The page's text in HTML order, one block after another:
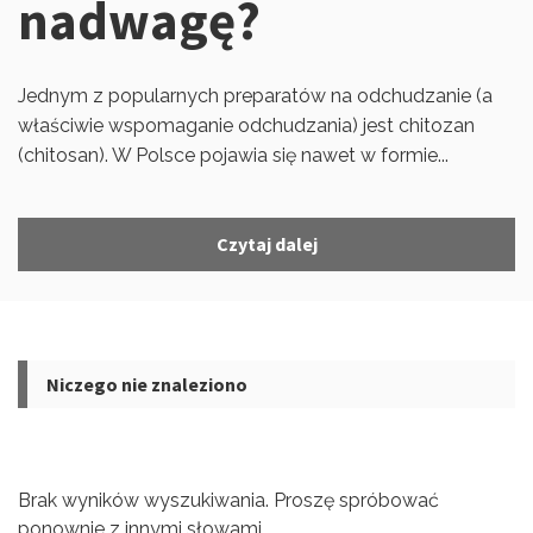
nadwagę?
Jednym z popularnych preparatów na odchudzanie (a
właściwie wspomaganie odchudzania) jest chitozan
(chitosan). W Polsce pojawia się nawet w formie...
Czytaj dalej
Niczego nie znaleziono
Brak wyników wyszukiwania. Proszę spróbować